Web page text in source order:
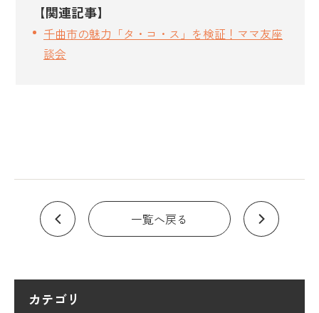
【関連記事】
千曲市の魅力「タ・コ・ス」を検証！ママ友座
談会
一覧へ戻る
カテゴリ